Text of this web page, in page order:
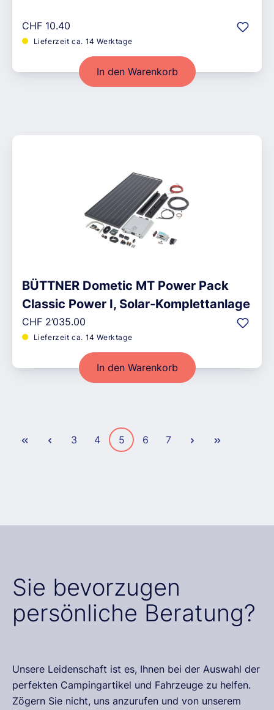
Regulärer Preis:
CHF 10.40
Lieferzeit ca. 14 Werktage
In den Warenkorb
BÜTTNER Dometic MT Power Pack
Classic Power I, Solar-Komplettanlage
Regulärer Preis:
CHF 2’035.00
Lieferzeit ca. 14 Werktage
In den Warenkorb
Seite
3 Seite
4 Seite
5 Seite
6 Seite
7
Sie bevorzugen
persönliche Beratung?
Unsere Leidenschaft ist es, Ihnen bei der Auswahl der
perfekten Campingartikel und Fahrzeuge zu helfen.
Zögern Sie nicht, uns anzurufen und von unserem